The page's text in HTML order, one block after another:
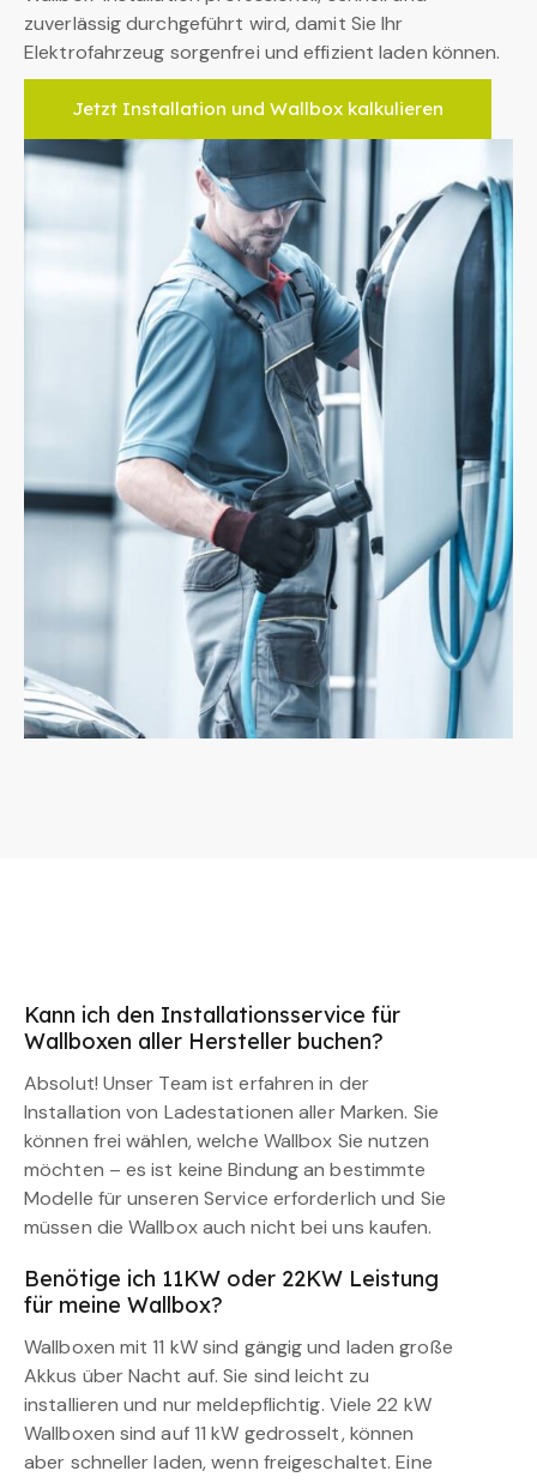
zuverlässig durchgeführt wird, damit Sie Ihr
Elektrofahrzeug sorgenfrei und effizient laden können.
Jetzt Installation und Wallbox kalkulieren
Kann ich den Installationsservice für
Wallboxen aller Hersteller buchen?
Absolut! Unser Team ist erfahren in der
Installation von Ladestationen aller Marken. Sie
können frei wählen, welche Wallbox Sie nutzen
möchten – es ist keine Bindung an bestimmte
Modelle für unseren Service erforderlich und Sie
müssen die Wallbox auch nicht bei uns kaufen.
Benötige ich 11KW oder 22KW Leistung
für meine Wallbox?
Wallboxen mit 11 kW sind gängig und laden große
Akkus über Nacht auf. Sie sind leicht zu
installieren und nur meldepflichtig. Viele 22 kW
Wallboxen sind auf 11 kW gedrosselt, können
aber schneller laden, wenn freigeschaltet. Eine